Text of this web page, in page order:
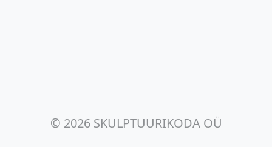
© 2026 SKULPTUURIKODA OÜ